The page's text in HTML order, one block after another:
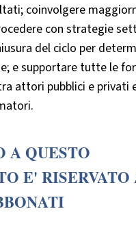
coinvolgere
con strategie
del ciclo per
e supportare tutte le
attori pubblici e privati
A QUESTO
E'